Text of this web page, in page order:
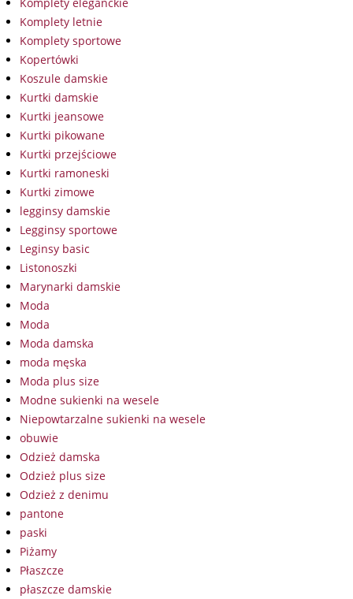
Komplety letnie
Komplety sportowe
Kopertówki
Koszule damskie
Kurtki damskie
Kurtki jeansowe
Kurtki pikowane
Kurtki przejściowe
Kurtki ramoneski
Kurtki zimowe
legginsy damskie
Legginsy sportowe
Leginsy basic
Listonoszki
Marynarki damskie
Moda
Moda
Moda damska
moda męska
Moda plus size
Modne sukienki na wesele
Niepowtarzalne sukienki na wesele
obuwie
Odzież damska
Odzież plus size
Odzież z denimu
pantone
paski
Piżamy
Płaszcze
płaszcze damskie